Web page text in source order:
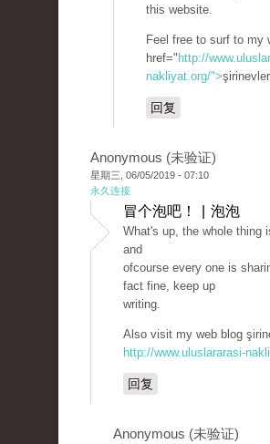
this website.
Feel free to surf to my
href=" http://
nakliyat.org/">
回复
Anonymous (未验证)
星期三, 06/05/2019 - 07:10
永久连接
冒个泡吧！ | 泡泡
What's up, the whole thing
and
ofcourse every one is
fact fine, keep up
writing.
Also visit my web blog
http://www.uluslararasi-
回复
Anonymous (未验证)